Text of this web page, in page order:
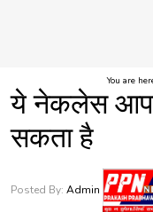
You are
ये नेकलेस
सकता है
Posted By: Admin